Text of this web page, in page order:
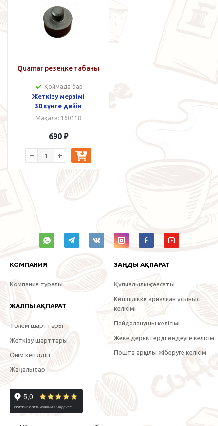
Quamar резеңке табаны
Қоймада бар
Жеткізу мерзімі
30 күнге дейін
Мақала: 160118
690 ₽
КОМПАНИЯ
Компания туралы
ЖАЛПЫ АҚПАРАТ
Төлем шарттары
Жеткізу шарттары
Өнім кепілдігі
Жаңалықтар
ЗАҢДЫ АҚПАРАТ
Құпиялылық саясаты
Көпшілікке арналған ұсыныс
келісімі
Пайдаланушы келісімі
Жеке деректерді өңдеуге келісім
Пошта арқылы жіберуге келісім